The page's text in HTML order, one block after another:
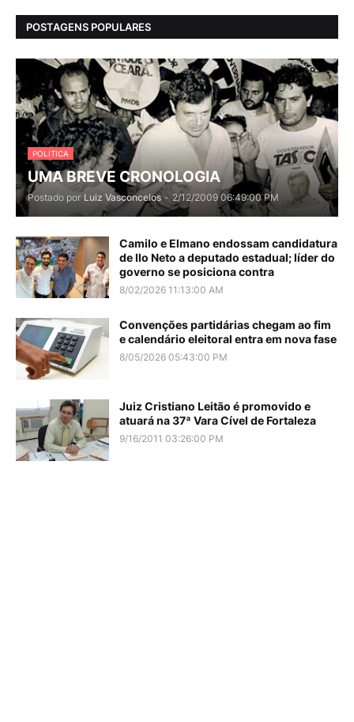
POSTAGENS POPULARES
POLITICA
UMA BREVE CRONOLOGIA
Postado por Luiz Vasconcelos - 2/12/2009 06:49:00 PM
Camilo e Elmano endossam candidatura
de Ilo Neto a deputado estadual; líder do
governo se posiciona contra
8/02/2026 11:13:00 AM
Convenções partidárias chegam ao fim
e calendário eleitoral entra em nova fase
8/05/2026 05:43:00 PM
Juiz Cristiano Leitão é promovido e
atuará na 37ª Vara Cível de Fortaleza
9/16/2011 03:26:00 PM